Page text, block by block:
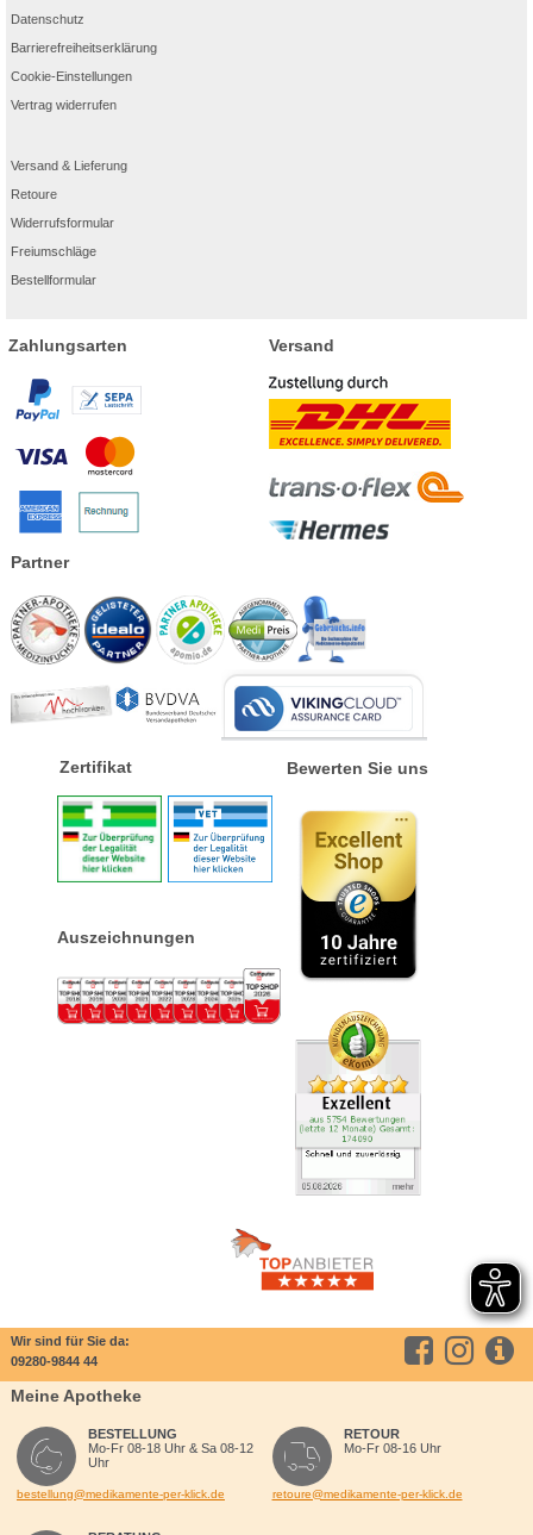
Datenschutz
Barrierefreiheitserklärung
Cookie-Einstellungen
Vertrag widerrufen
Versand & Lieferung
Retoure
Widerrufsformular
Freiumschläge
Bestellformular
Zahlungsarten Versand
Partner
Zertifikat
Auszeichnungen
Bewerten Sie uns
Wir sind für Sie da:
09280-9844 44
Meine Apotheke
BESTELLUNG
Mo-Fr 08-18 Uhr & Sa 08-12
Uhr
bestellung@medikamente-per-klick.de
RETOUR
Mo-Fr 08-16 Uhr
retoure@medikamente-per-klick.de